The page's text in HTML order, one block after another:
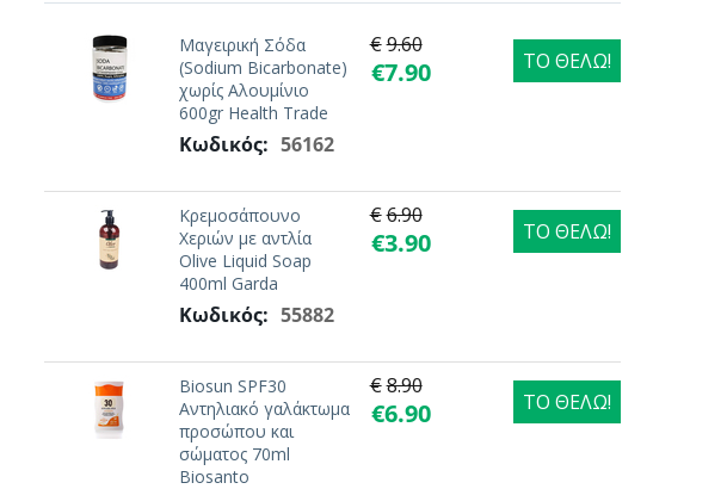
Μαγειρική Σόδα
(Sodium Bicarbonate)
χωρίς Αλουμίνιο
600gr Health Trade
Κωδικός: 56162
€9.60
€7.90 ΤΟ ΘΕΛΩ!
Κρεμοσάπουνο
Χεριών με αντλία
Olive Liquid Soap
400ml Garda
Κωδικός: 55882
€6.90
€3.90 ΤΟ ΘΕΛΩ!
Biosun SPF30
Αντηλιακό γαλάκτωμα
προσώπου και
σώματος 70ml
Biosanto
€8.90
€6.90 ΤΟ ΘΕΛΩ!